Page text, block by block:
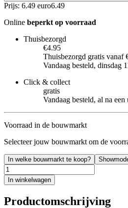
Prijs: 6.49 euro6.49
Online beperkt op voorraad
Thuisbezorgd
€4.95
Thuisbezorgd gratis vanaf
Vandaag besteld, dinsdag
Click & collect
gratis
Vandaag besteld, al na
Voorraad in de bouwmarkt
Selecteer jouw bouwmarkt om de
In welke bouwmarkt te koop?
In winkelwagen
Productomschrijving